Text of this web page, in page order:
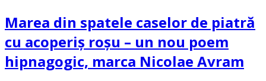
Marea din spatele caselor de piatră
cu acoperiș roșu – un nou poem
hipnagogic, marca Nicolae Avram